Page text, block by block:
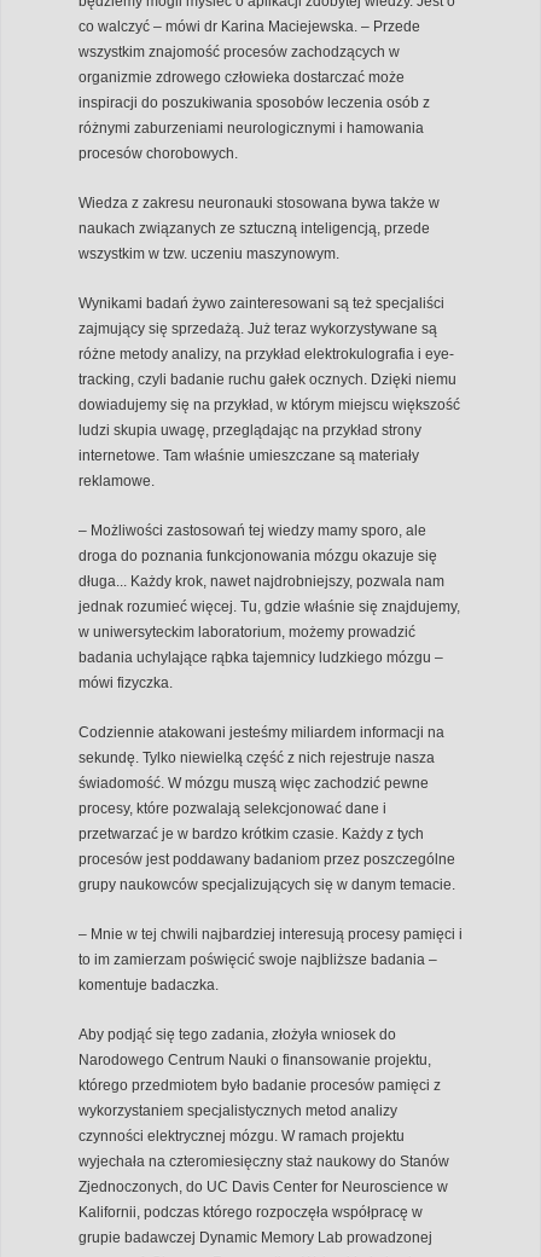
co walczyć – mówi dr Karina Maciejewska. – Przede
wszystkim znajomość procesów zachodzących w
organizmie zdrowego człowieka dostarczać może
inspiracji do poszukiwania sposobów leczenia osób z
różnymi zaburzeniami neurologicznymi i hamowania
procesów chorobowych.
Wiedza z zakresu neuronauki stosowana bywa także w
naukach związanych ze sztuczną inteligencją, przede
wszystkim w tzw. uczeniu maszynowym.
Wynikami badań żywo zainteresowani są też specjaliści
zajmujący się sprzedażą. Już teraz wykorzystywane są
różne metody analizy, na przykład elektrokulografia i eye-
tracking, czyli badanie ruchu gałek ocznych. Dzięki niemu
dowiadujemy się na przykład, w którym miejscu większość
ludzi skupia uwagę, przeglądając na przykład strony
internetowe. Tam właśnie umieszczane są materiały
reklamowe.
– Możliwości zastosowań tej wiedzy mamy sporo, ale
droga do poznania funkcjonowania mózgu okazuje się
długa... Każdy krok, nawet najdrobniejszy, pozwala nam
jednak rozumieć więcej. Tu, gdzie właśnie się znajdujemy,
w uniwersyteckim laboratorium, możemy prowadzić
badania uchylające rąbka tajemnicy ludzkiego mózgu –
mówi fizyczka.
Codziennie atakowani jesteśmy miliardem informacji na
sekundę. Tylko niewielką część z nich rejestruje nasza
świadomość. W mózgu muszą więc zachodzić pewne
procesy, które pozwalają selekcjonować dane i
przetwarzać je w bardzo krótkim czasie. Każdy z tych
procesów jest poddawany badaniom przez poszczególne
grupy naukowców specjalizujących się w danym temacie.
– Mnie w tej chwili najbardziej interesują procesy pamięci i
to im zamierzam poświęcić swoje najbliższe badania –
komentuje badaczka.
Aby podjąć się tego zadania, złożyła wniosek do
Narodowego Centrum Nauki o finansowanie projektu,
którego przedmiotem było badanie procesów pamięci z
wykorzystaniem specjalistycznych metod analizy
czynności elektrycznej mózgu. W ramach projektu
wyjechała na czteromiesięczny staż naukowy do Stanów
Zjednoczonych, do UC Davis Center for Neuroscience w
Kalifornii, podczas którego rozpoczęła współpracę w
grupie badawczej Dynamic Memory Lab prowadzonej